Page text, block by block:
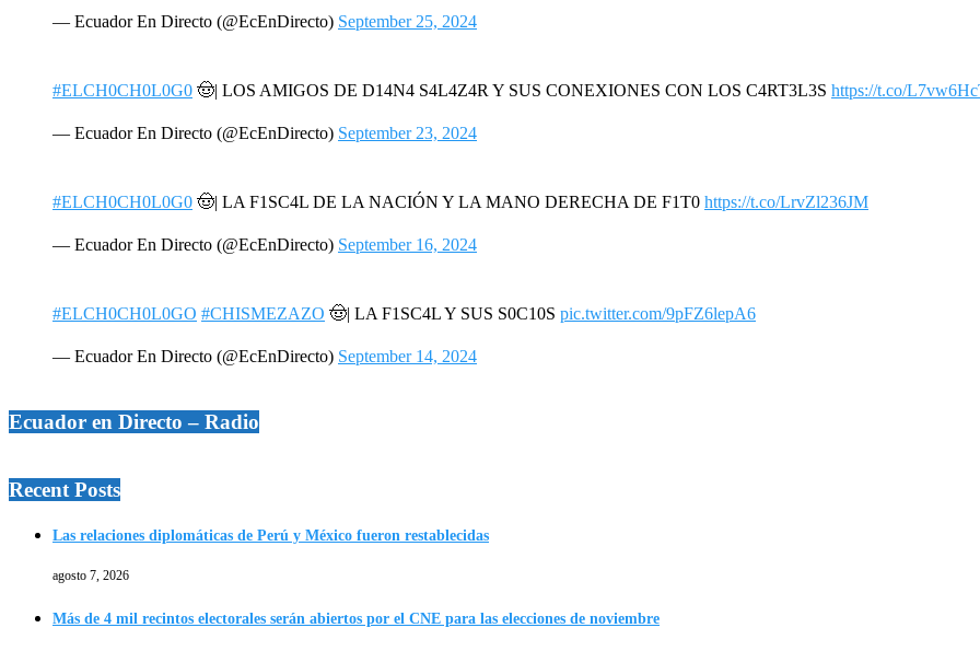
— Ecuador En Directo (@EcEnDirecto) September 25, 2024
#ELCH0CH0L0G0 🤠| LOS AMIGOS DE D14N4 S4L4Z4R Y SUS CONEXIONES CON LOS C4RT3L3S https://t.co/
— Ecuador En Directo (@EcEnDirecto) September 23, 2024
#ELCH0CH0L0G0 🤠| LA F1SC4L DE LA NACIÓN Y LA MANO DERECHA DE F1T0 https://t.co/LrvZl236JM
— Ecuador En Directo (@EcEnDirecto) September 16, 2024
#ELCH0CH0L0GO #CHISMEZAZO 🤠| LA F1SC4L Y SUS S0C10S pic.twitter.com/9pFZ6lepA6
— Ecuador En Directo (@EcEnDirecto) September 14, 2024
Ecuador en Directo – Radio
Recent Posts
Las relaciones diplomáticas de Perú y México fueron restablecidas
agosto 7, 2026
Más de 4 mil recintos electorales serán abiertos por el CNE para las elecciones de noviembre